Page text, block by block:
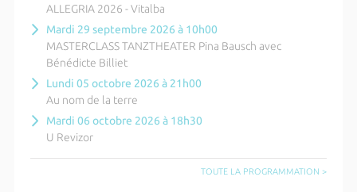
ALLEGRIA 2026 - Vitalba
Mardi 29 septembre 2026 à 10h00
MASTERCLASS TANZTHEATER Pina Bausch avec
Bénédicte Billiet
Lundi 05 octobre 2026 à 21h00
Au nom de la terre
Mardi 06 octobre 2026 à 18h30
U Revizor
TOUTE LA PROGRAMMATION >